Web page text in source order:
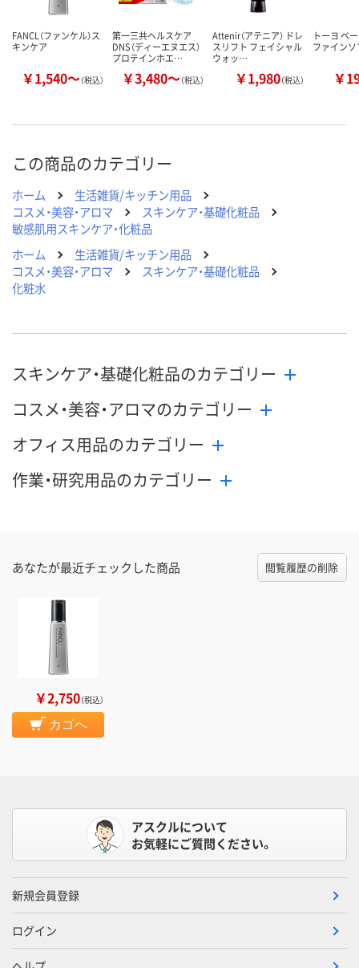
FANCL（ファンケル）ス
キンケア
￥1,540～（税込）
第一三共ヘルスケア
DNS（ディーエヌエス）
プロテインホエ…
￥3,480～（税込）
Attenir（アテニア） ドレ
スリフト フェイシャル
ウォッ…
￥1,980（税込）
トーヨ ペ
ファイン
￥
この商品のカテゴリー
ホーム
生活雑貨/キッチン用品
コスメ・美容・アロマ
スキンケア・基礎化粧品
敏感肌用スキンケア・化粧品
ホーム
生活雑貨/キッチン用品
コスメ・美容・アロマ
スキンケア・基礎化粧品
化粧水
スキンケア・基礎化粧品のカテゴリー
コスメ・美容・アロマのカテゴリー
オフィス用品のカテゴリー
作業・研究用品のカテゴリー
あなたが最近チェックした商品 閲覧履歴の削除
￥2,750（税込）
カゴへ
アスクルについて
お気軽にご質問ください。
新規会員登録
ログイン